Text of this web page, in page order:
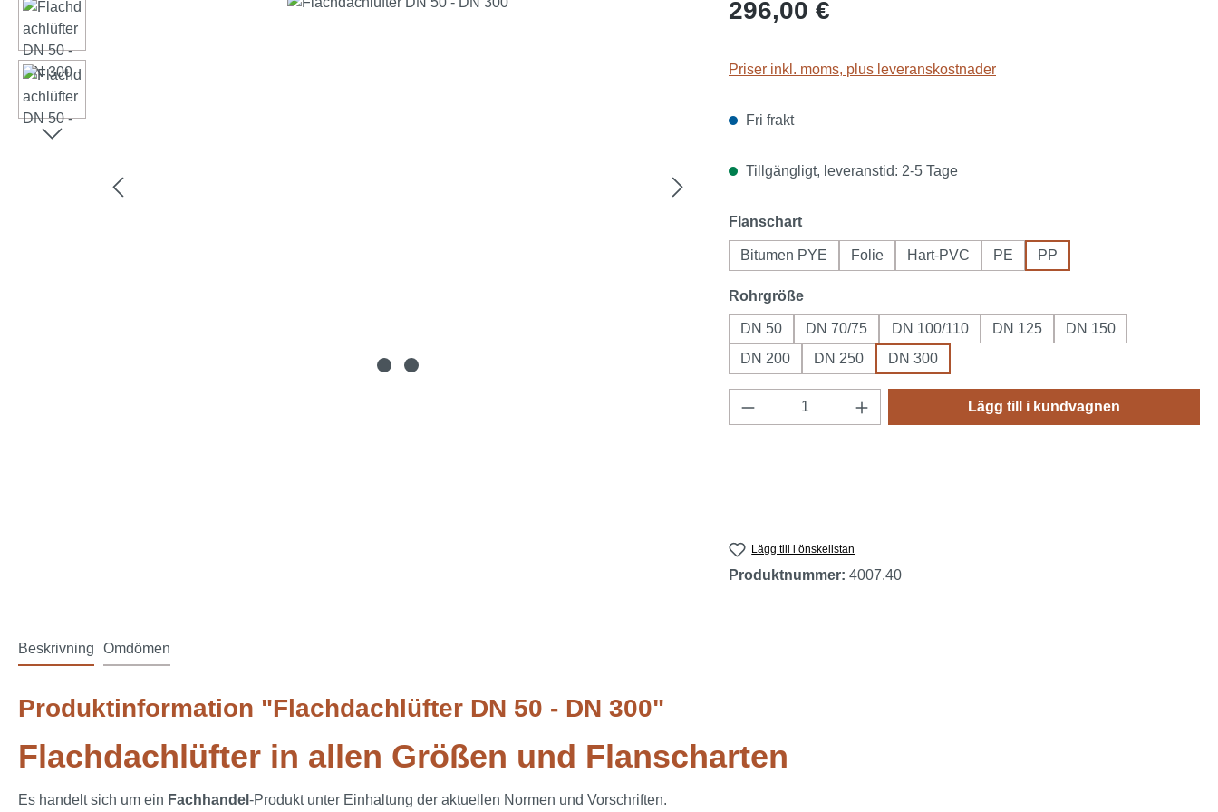
296,00 €
Priser inkl. moms, plus leveranskostnader
Fri frakt
Tillgängligt, leveranstid: 2-5 Tage
Välj
Flanschart
Bitumen PYE Folie Hart-PVC PE PP
Välj
Rohrgröße
DN 50 DN 70/75 DN 100/110 DN 125
DN 150
DN 200
DN 250 DN 300
Produktkvantitet: Ange önskat belopp eller
Lägg till i kundvagnen
Lägg till i önskelistan
Produktnummer: 4007.40
Beskrivning Omdömen
Produktinformation "Flachdachlüfter DN 50 - DN 300"
Flachdachlüfter in allen Größen und Flanscharten
Es handelt sich um ein Fachhandel -Produkt unter Einhaltung der aktuellen Normen und Vorschriften.